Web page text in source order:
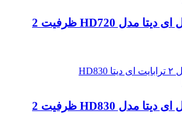
هارد اکسترنال ای دیتا مدل HD720 ظرفیت 2
هارد اکسترنال ای‌ دیتا مدل HD830 ظرفیت 2